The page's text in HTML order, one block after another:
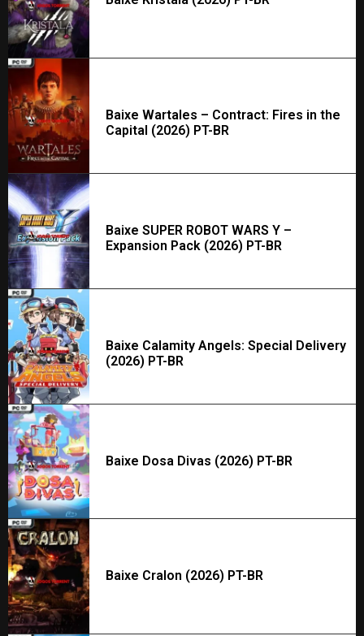
Baixe Wartales – Contract: Fires in the
Capital (2026) PT-BR
Baixe SUPER ROBOT WARS Y –
Expansion Pack (2026) PT-BR
Baixe Calamity Angels: Special Delivery
(2026) PT-BR
Baixe Dosa Divas (2026) PT-BR
Baixe Cralon (2026) PT-BR